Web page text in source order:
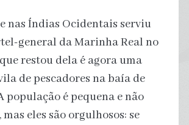
nas Índias Ocidentais serviu
general da Marinha Real no
restou dela é agora uma
de pescadores na baía de
população é pequena e não
eles são orgulhosos: se